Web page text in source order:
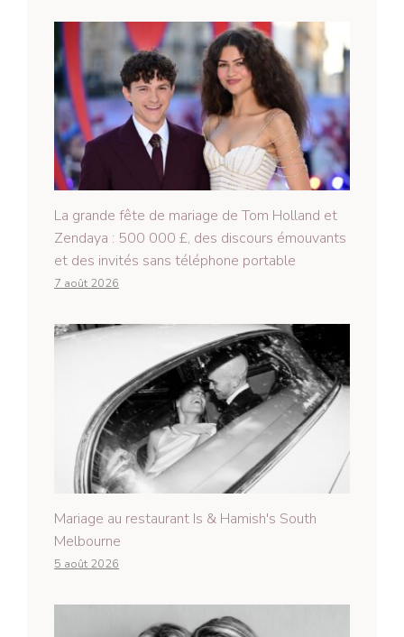
La grande fête de mariage de Tom Holland et
Zendaya : 500 000 £, des discours émouvants
et des invités sans téléphone portable
7 août 2026
Mariage au restaurant Is & Hamish's South
Melbourne
5 août 2026